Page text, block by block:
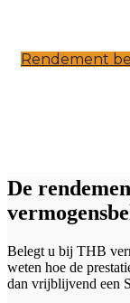
Rendement
De
Belegt u bij THB
weten hoe de
dan vrijblijvend een